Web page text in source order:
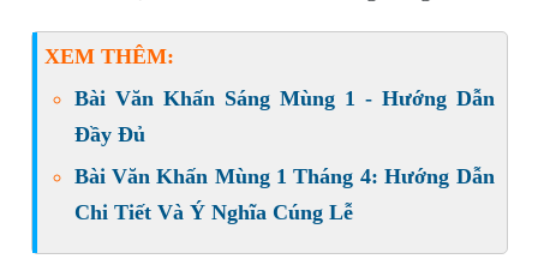
XEM THÊM:
Bài Văn Khấn Sáng Mùng 1 - Hướng Dẫn
Đầy Đủ
Bài Văn Khấn Mùng 1 Tháng 4: Hướng Dẫn
Chi Tiết Và Ý Nghĩa Cúng Lễ